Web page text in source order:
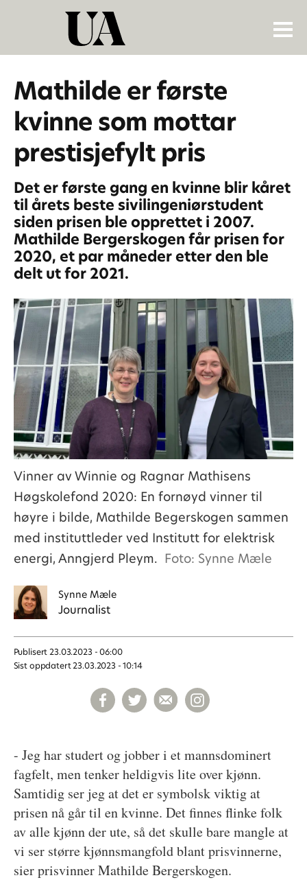
Mathilde er første
kvinne som mottar
prestisjefylt pris
Det er første gang en kvinne blir kåret
til årets beste sivilingeniørstudent
siden prisen ble opprettet i 2007.
Mathilde Bergerskogen får prisen for
2020, et par måneder etter den ble
delt ut for 2021.
Vinner av Winnie og Ragnar Mathisens
Høgskolefond 2020: En fornøyd vinner til
høyre i bilde, Mathilde Begerskogen sammen
med instituttleder ved Institutt for elektrisk
energi, Anngjerd Pleym. Foto: Synne Mæle
Synne Mæle
Journalist
Publisert 23.03.2023 - 06:00
Sist oppdatert 23.03.2023 - 10:14
- Jeg har studert og jobber i et mannsdominert
fagfelt, men tenker heldigvis lite over kjønn.
Samtidig ser jeg at det er symbolsk viktig at
prisen nå går til en kvinne. Det finnes flinke folk
av alle kjønn der ute, så det skulle bare mangle at
vi ser større kjønnsmangfold blant prisvinnerne,
sier prisvinner Mathilde Bergerskogen.